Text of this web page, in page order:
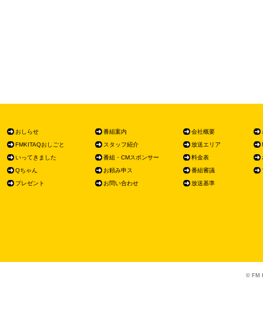
おしらせ
FMKITAQおしごと
いってきました
Qちゃん
プレゼント
番組案内
スタッフ紹介
番組・CMスポンサー
お頼み申ス
お問い合わせ
会社概要
放送エリア
料金表
番組審議
放送基準
© FM